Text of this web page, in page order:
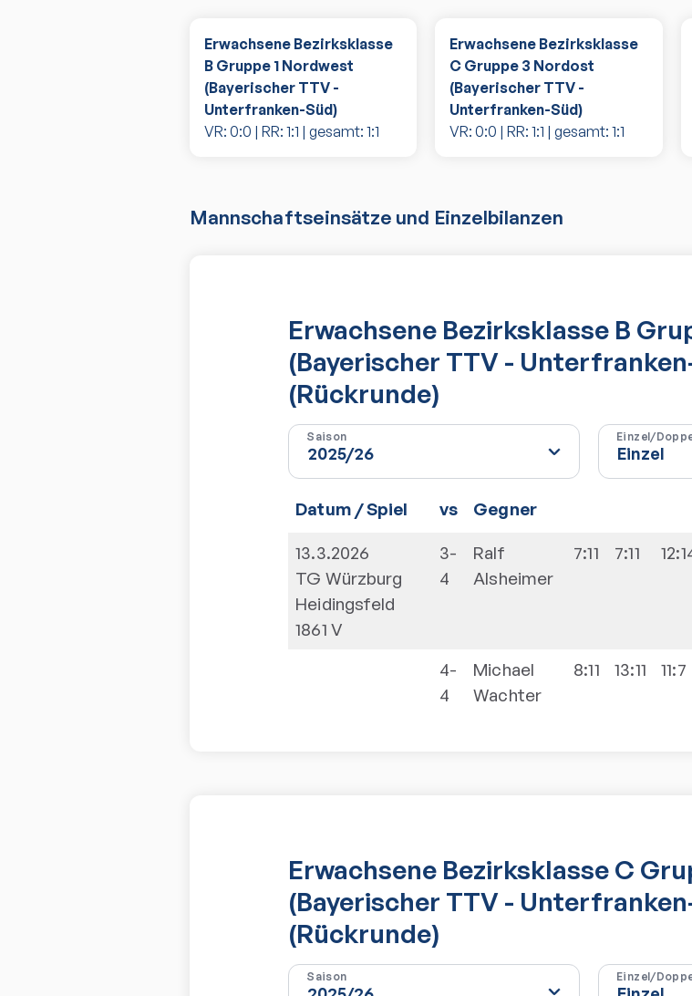
Erwachsene Bezirksklasse
B Gruppe 1 Nordwest
(Bayerischer TTV -
Unterfranken-Süd)
VR: 0:0 | RR: 1:1 | gesamt: 1:1
Erwachsene Bezirksklasse
C Gruppe 3 Nordost
(Bayerischer TTV -
Unterfranken-Süd)
VR:0:0 | RR: 1:1 | gesamt: 1:1
Mannschaftseinsätze und Einzelbilanzen
Erwachsene Bezirksklasse B
(Bayerischer TTV -
(Rückrunde)
Saison Einzel/
Datum / Spiel vs Gegner
13.3.2026
TG Würzburg
Heidingsfeld
1861 V
3-
4
Ralf
Alsheimer
7:11 7:11
4-
4
Michael
Wachter
8:11 13:11 11:7
Erwachsene Bezirksklasse C
(Bayerischer TTV -
(Rückrunde)
Saison Einzel/